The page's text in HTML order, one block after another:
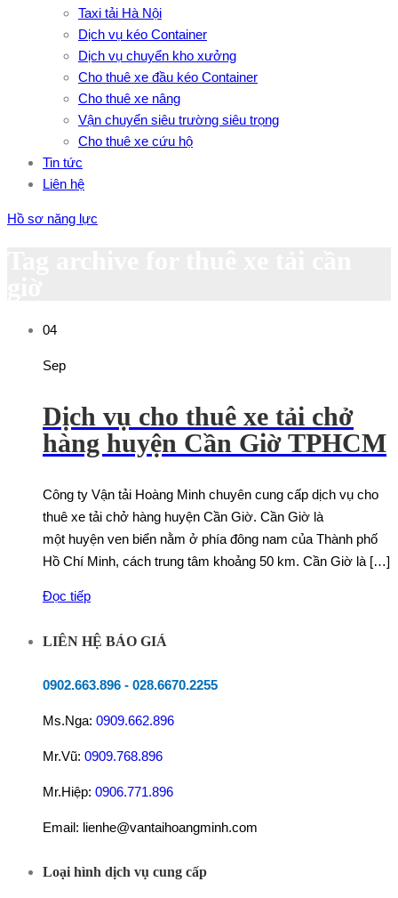
Taxi tải Hà Nội
Dịch vụ kéo Container
Dịch vụ chuyển kho xưởng
Cho thuê xe đầu kéo Container
Cho thuê xe nâng
Vận chuyển siêu trường siêu trọng
Cho thuê xe cứu hộ
Tin tức
Liên hệ
Hồ sơ năng lực
04
Sep
Dịch vụ cho thuê xe tải chở
hàng huyện Cần Giờ TPHCM
Công ty Vận tải Hoàng Minh chuyên cung cấp dịch vụ cho
thuê xe tải chở hàng huyện Cần Giờ. Cần Giờ là
một huyện ven biển nằm ở phía đông nam của Thành phố
Hồ Chí Minh, cách trung tâm khoảng 50 km. Cần Giờ là […]
Đọc tiếp
LIÊN HỆ BÁO GIÁ
0902.663.896 - 028.6670.2255
Ms.Nga: 0909.662.896
Mr.Vũ: 0909.768.896
Mr.Hiệp: 0906.771.896
Email: lienhe@vantaihoangminh.com
Loại hình dịch vụ cung cấp